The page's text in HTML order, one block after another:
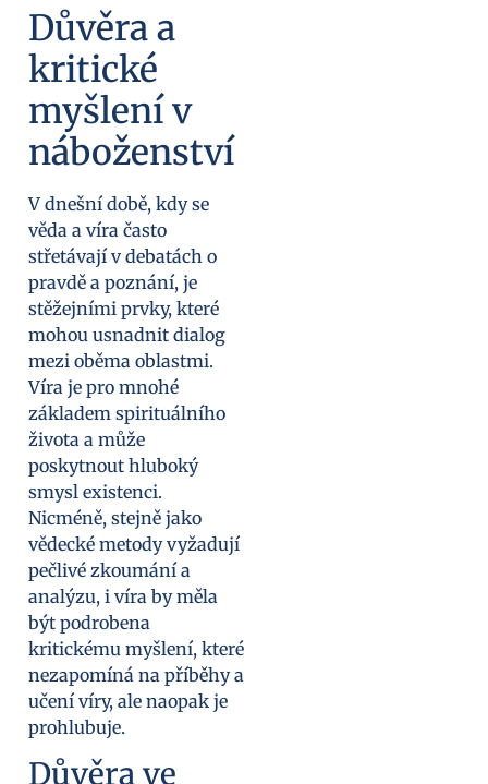
Důvěra a
kritické
myšlení v
náboženství
V dnešní době, kdy se
věda a víra často
střetávají v debatách o
pravdě a poznání, je
stěžejními prvky, které
mohou usnadnit dialog
mezi oběma oblastmi.
Víra je pro mnohé
základem spirituálního
života a může
poskytnout hluboký
smysl existenci.
Nicméně, stejně jako
vědecké metody vyžadují
pečlivé zkoumání a
analýzu, i víra by měla
být podrobena
kritickému myšlení, které
nezapomíná na příběhy a
učení víry, ale naopak je
prohlubuje.
Důvěra ve